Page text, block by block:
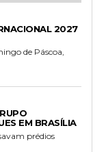
2027
de Páscoa,
EM BRASÍLIA
prédios